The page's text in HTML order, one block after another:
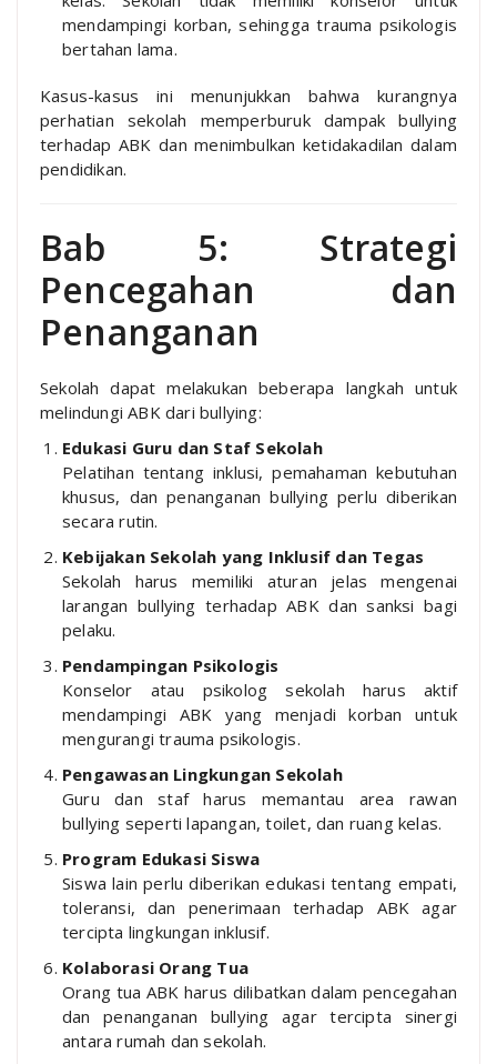
mendampingi korban, sehingga trauma psikologis
bertahan lama.
Kasus-kasus ini menunjukkan bahwa kurangnya
perhatian sekolah memperburuk dampak bullying
terhadap ABK dan menimbulkan ketidakadilan dalam
pendidikan.
Bab 5: Strategi
Pencegahan dan
Penanganan
Sekolah dapat melakukan beberapa langkah untuk
melindungi ABK dari bullying:
Edukasi Guru dan Staf Sekolah
Pelatihan tentang inklusi, pemahaman kebutuhan
khusus, dan penanganan bullying perlu diberikan
secara rutin.
Kebijakan Sekolah yang Inklusif dan Tegas
Sekolah harus memiliki aturan jelas mengenai
larangan bullying terhadap ABK dan sanksi bagi
pelaku.
Pendampingan Psikologis
Konselor atau psikolog sekolah harus aktif
mendampingi ABK yang menjadi korban untuk
mengurangi trauma psikologis.
Pengawasan Lingkungan Sekolah
Guru dan staf harus memantau area rawan
bullying seperti lapangan, toilet, dan ruang kelas.
Program Edukasi Siswa
Siswa lain perlu diberikan edukasi tentang empati,
toleransi, dan penerimaan terhadap ABK agar
tercipta lingkungan inklusif.
Kolaborasi Orang Tua
Orang tua ABK harus dilibatkan dalam pencegahan
dan penanganan bullying agar tercipta sinergi
antara rumah dan sekolah.